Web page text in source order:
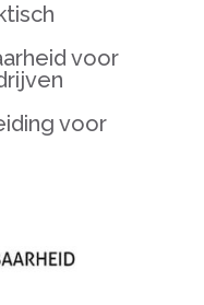
voor
voor